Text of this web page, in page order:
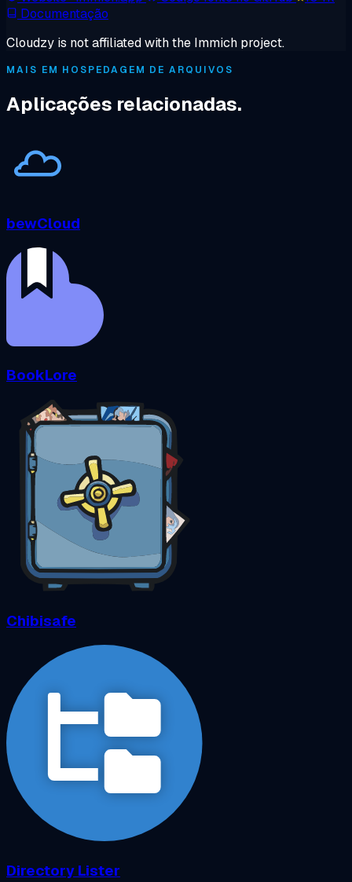
Documentação
Cloudzy is not affiliated with the Immich project.
MAIS EM HOSPEDAGEM DE ARQUIVOS
Aplicações relacionadas.
bewCloud
BookLore
Chibisafe
Directory Lister